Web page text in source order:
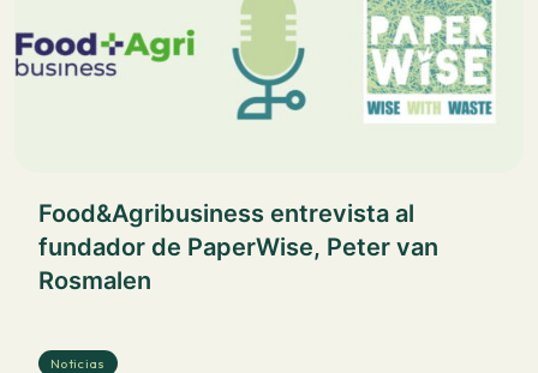
Food&Agribusiness entrevista al
fundador de PaperWise, Peter van
Rosmalen
Noticias